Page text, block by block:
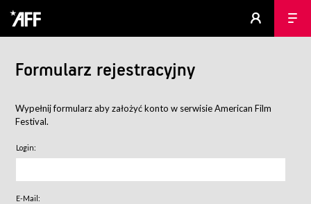
Formularz rejestracyjny
Wypełnij formularz aby założyć konto w serwisie American Film
Festival.
Login:
E-Mail: